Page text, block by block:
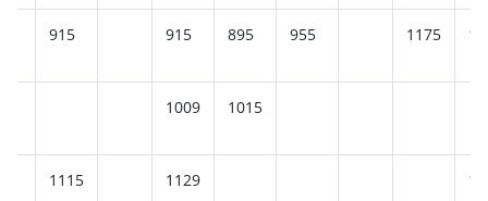
915 915 895 955 1175
1009 1015
1115 1129